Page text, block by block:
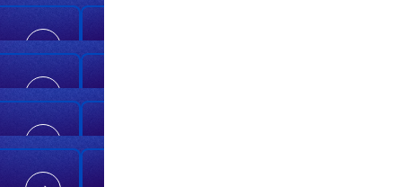
Cyberbeveiliging
AI Systems and Tools
Intellectuele eigendom
Handel met voorkennis